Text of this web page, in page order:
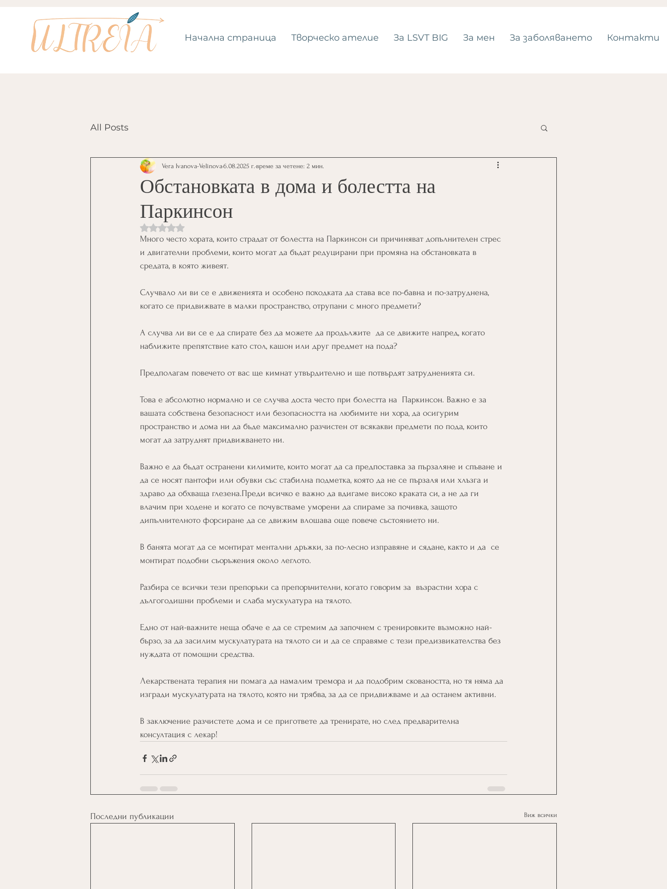
Начална страница Tворческо ателие За LSVT BIG За мен За заболяването Контакти
All Posts
Обстановката в дома и болестта на
Паркинсон
Vera Ivanova-Velinova6.08.2025 г. време за четене: 2 мин.
Оценено с NaN от 5 звезди.
Много често хората, които страдат от болестта на Паркинсон си причиняват допълнителен стрес
и двигателни проблеми, които могат да бъдат редуцирани при промяна на обстановката в
средата, в която живеят.
Случвало ли ви се е движенията и особено походката да става все по-бавна и по-затруднена,
когато се придвижвате в малки пространство, отрупани с много предмети?
А случва ли ви се е да спирате без да можете да продължите  да се движите напред, когато
наближите препятствие като стол, кашон или друг предмет на пода?
Предполагам повечето от вас ще кимнат утвърдително и ще потвърдят затрудненията си.
Това е абсолютно нормално и се случва доста често при болестта на  Паркинсон. Важно е за
вашата собствена безопасност или безопасността на любимите ни хора, да осигурим
пространство и дома ни да бъде максимално разчистен от всякакви предмети по пода, които
могат да затруднят придвижването ни.
Важно е да бъдат остранени килимите, които могат да са предпоставка за пързаляне и спъване и
да се носят пантофи или обувки със стабилна подметка, която да не се пързаля или хлъзга и
здраво да обхваща глезена.Преди всичко е важно да вдигаме високо краката си, а не да ги
влачим при ходене и когато се почувстваме уморени да спираме за почивка, защото
дипълнителното форсиране да се движим влошава още повече състоянието ни.
В банята могат да се монтират ментални дръжки, за по-лесно изправяне и сядане, както и да  се
монтират подобни съоръжения около леглото.
Разбира се всички тези препоръки са препоръчителни, когато говорим за  възрастни хора с
дългогодишни проблеми и слаба мускулатура на тялото.
Едно от най-важните неща обаче е да се стремим да започнем с тренировките възможно най-
бързо, за да засилим мускулатурата на тялото си и да се справяме с тези предизвикателства без
нуждата от помощни средства.
Лекарствената терапия ни помага да намалим тремора и да подобрим сковаността, но тя няма да
изгради мускулатурата на тялото, която ни трябва, за да се придвижваме и да останем активни.
В заключение разчистете дома и се пригответе да тренирате, но след предварителна
консултация с лекар!
Последни публикации Виж всички